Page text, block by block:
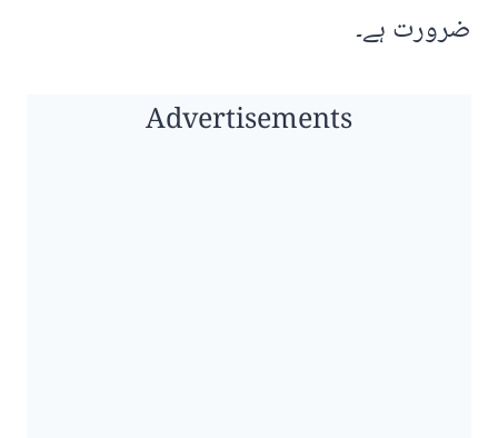
ضرورت ہے۔
Advertisements